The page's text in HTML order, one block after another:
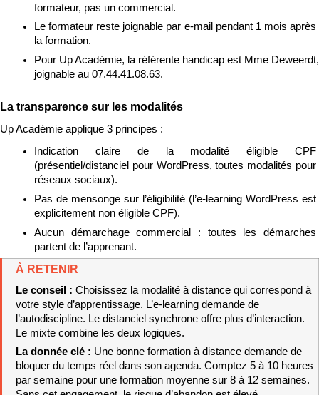
formateur, pas un commercial.
Le formateur reste joignable par e-mail pendant 1 mois après
la formation.
Pour Up Académie, la référente handicap est Mme Deweerdt,
joignable au 07.44.41.08.63.
La transparence sur les modalités
Up Académie applique 3 principes :
Indication claire de la modalité éligible CPF
(présentiel/distanciel pour WordPress, toutes modalités pour
réseaux sociaux).
Pas de mensonge sur l’éligibilité (l’e-learning WordPress est
explicitement non éligible CPF).
Aucun démarchage commercial : toutes les démarches
partent de l’apprenant.
À RETENIR
Le conseil : Choisissez la modalité à distance qui correspond à
votre style d’apprentissage. L’e-learning demande de
l’autodiscipline. Le distanciel synchrone offre plus d’interaction.
Le mixte combine les deux logiques.
La donnée clé : Une bonne formation à distance demande de
bloquer du temps réel dans son agenda. Comptez 5 à 10 heures
par semaine pour une formation moyenne sur 8 à 12 semaines.